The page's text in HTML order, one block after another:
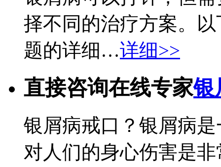
择不同的治疗方案。
题的详细…详细>>
直接咨询在线专家银
银屑病戒口？银屑病
对人们的身心伤害是